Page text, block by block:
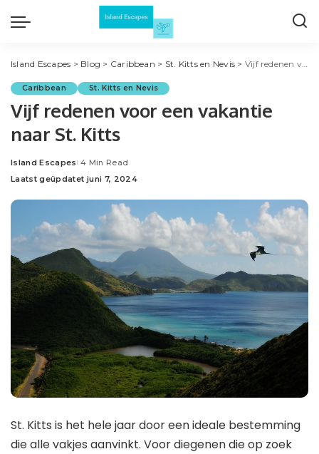
Island Escapes > Blog > Caribbean > St. Kitts en Nevis > Vijf redenen voor een vakantie naar St. Kitts
Caribbean St. Kitts en Nevis
Vijf redenen voor een vakantie
naar St. Kitts
Posted
by
Island Escapes 4 Min Read
Laatst geüpdatet juni 7, 2024
St. Kitts is het hele jaar door een ideale bestemming
die alle vakjes aanvinkt. Voor diegenen die op zoek